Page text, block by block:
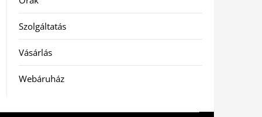
Szolgáltatás
Vásárlás
Webáruház